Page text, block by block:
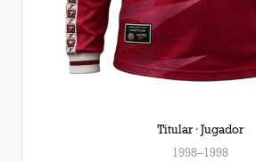
Titular · Jugador
1998–1998